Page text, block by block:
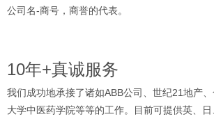
公司名-商号，商誉的代表。
10年+真诚服务
我们成功地承接了诸如ABB公司、世纪21地产
大学中医药学院等等的工作。目前可提供英、